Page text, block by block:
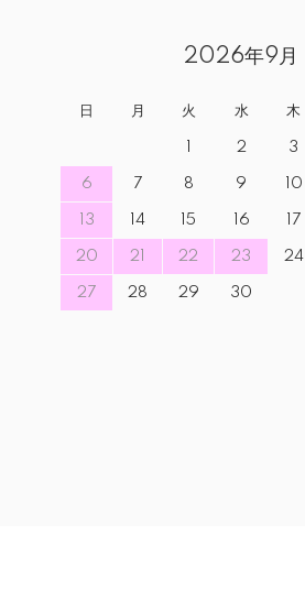
2026年9月
日 月 火 水 木
2 3
6 7 8 9 10
13 14 15 16 17
20 21 22 23 24
27 28 29 30